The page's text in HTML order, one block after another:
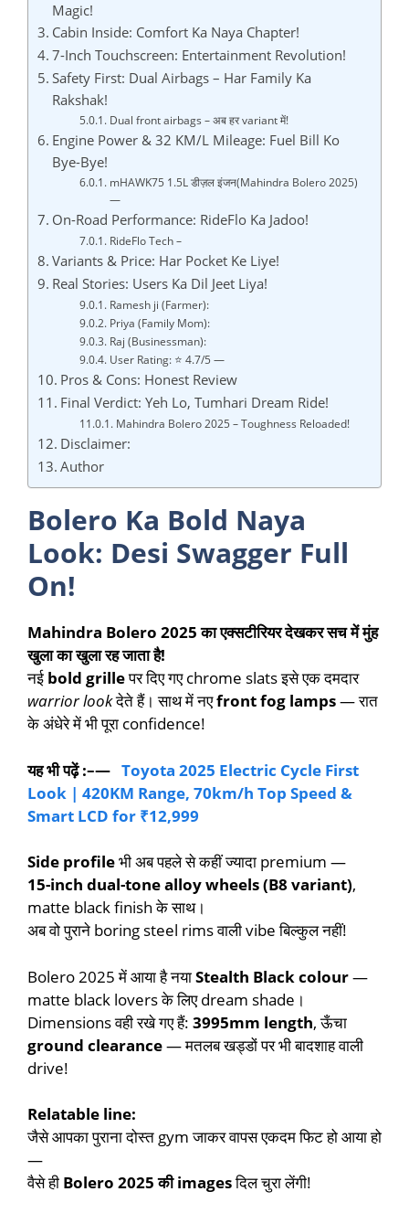
Magic!
Cabin Inside: Comfort Ka Naya Chapter!
7-Inch Touchscreen: Entertainment Revolution!
Safety First: Dual Airbags – Har Family Ka
Rakshak!
Dual front airbags – अब हर variant में!
Engine Power & 32 KM/L Mileage: Fuel Bill Ko
Bye-Bye!
mHAWK75 1.5L डीज़ल इंजन(Mahindra Bolero 2025)
—
On-Road Performance: RideFlo Ka Jadoo!
RideFlo Tech –
Variants & Price: Har Pocket Ke Liye!
Real Stories: Users Ka Dil Jeet Liya!
Ramesh ji (Farmer):
Priya (Family Mom):
Raj (Businessman):
User Rating: ⭐ 4.7/5 —
Pros & Cons: Honest Review
Final Verdict: Yeh Lo, Tumhari Dream Ride!
Mahindra Bolero 2025 – Toughness Reloaded!
Disclaimer:
Author
Bolero Ka Bold Naya
Look: Desi Swagger Full
On!
Mahindra Bolero 2025 का एक्सटीरियर देखकर सच में मुंह
खुला का खुला रह जाता है!
नई bold grilleपर दिए गए chrome slats इसे एक दमदार
warrior lookदेते हैं। साथ में नएfront fog lamps— रात
के अंधेरे में भी पूरा confidence!
यह भी पढ़ें :–— Toyota 2025 Electric Cycle First
Look | 420KM Range, 70km/h Top Speed &
Smart LCD for ₹12,999
Side profileभी अब पहले से कहीं ज्यादा premium —
15-inch dual-tone alloy wheels (B8 variant),
matte black finish के साथ।
अब वो पुराने boring steel rims वाली vibe बिल्कुल नहीं!
Bolero 2025 में आया है नयाStealth Black colour—
matte black lovers के लिए dream shade।
Dimensions वही रखे गए हैं: 3995mm length, ऊँचा
ground clearance— मतलब खड्डों पर भी बादशाह वाली
drive!
Relatable line:
जैसे आपका पुराना दोस्त gym जाकर वापस एकदम फिट हो आया हो
—
वैसे ही Bolero 2025 की imagesदिल चुरा लेंगी!